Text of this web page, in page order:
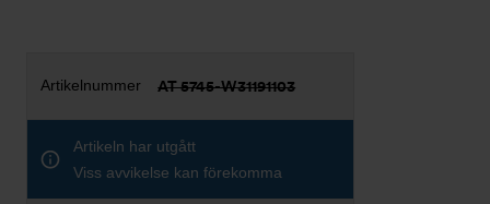
AT 5745-W31191103
Artikeln har utgått
Viss avvikelse kan förekomma